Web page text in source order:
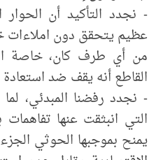
- نجدد التأكيد أن
عظيم يتحقق دون املاءات
من أي طرف كان، خاصة
القاطع أنه يقف ضد استعادة
- نجدد رفضنا المبدئي،
التي انبثقت عنها
يمنح بموجبها الحوثي